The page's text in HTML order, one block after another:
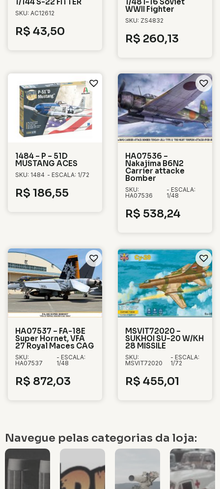
SKU: AC12612
R$ 43,50
WWII Fighter
SKU: ZS4832
R$ 260,13
1484 – P – 51D
MUSTANG ACES
SKU: 1484 - ESCALA: 1/72
R$ 186,55
HA07536 –
Nakajima B6N2
Carrier attacke
Bomber
SKU:
HA07536
- ESCALA:
1/48
R$ 538,24
HA07537 – FA-18E
Super Hornet, VFA
27 Royal Maces CAG
SKU:
HA07537
- ESCALA:
1/48
R$ 872,03
MSVIT72020 –
SUKHOI SU-20 W/KH
28 MISSILE
SKU:
MSVIT72020
- ESCALA:
1/72
R$ 455,01
Navegue pelas categorias da loja: